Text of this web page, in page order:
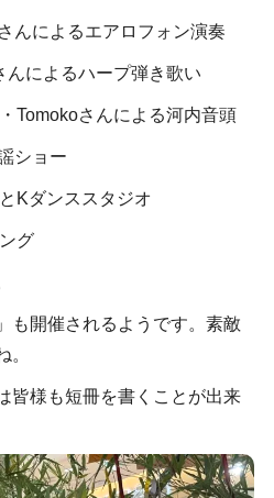
んによるエアロフォン演奏
によるハープ弾き歌い
Tomokoさんによる河内音頭
ショー
Kダンススタジオ
グ
も開催されるようです。素敵
。
皆様も短冊を書くことが出来